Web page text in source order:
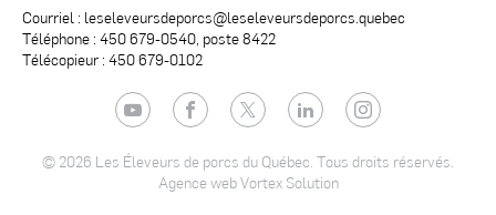
Courriel : leseleveursdeporcs@leseleveursdeporcs.quebec
Téléphone : 450 679-0540, poste 8422
Télécopieur : 450 679-0102
YouTubeFacebookTwitter LinkedInInstagram
© 2026 Les Éleveurs de porcs du Québec. Tous droits réservés.
Agence webVortex Solution